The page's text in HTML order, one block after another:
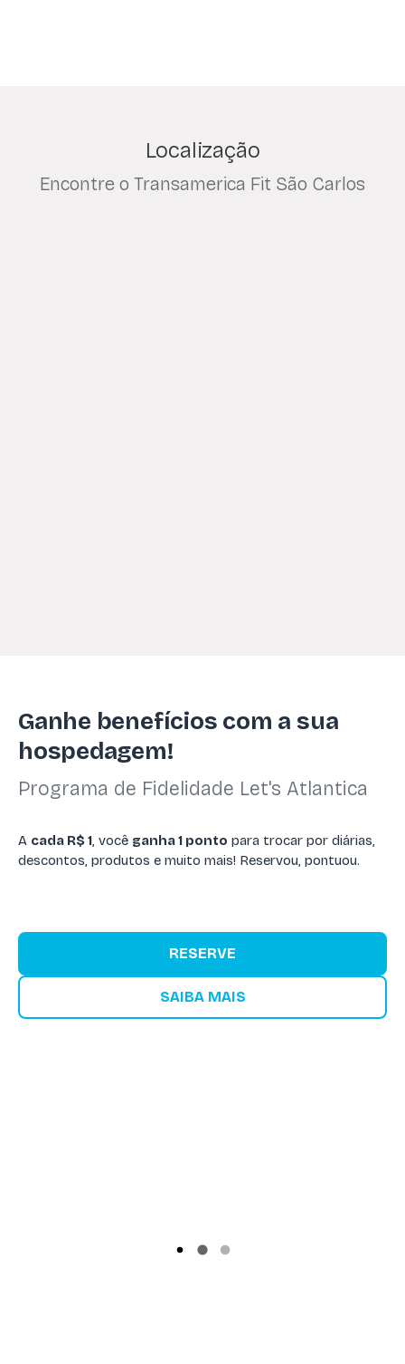
Localização
Encontre o Transamerica Fit São Carlos
Ganhe benefícios com a sua
hospedagem!
Programa de Fidelidade Let's Atlantica
A cada R$ 1, você ganha 1 ponto para trocar por diárias,
descontos, produtos e muito mais! Reservou, pontuou.
RESERVE
SAIBA MAIS